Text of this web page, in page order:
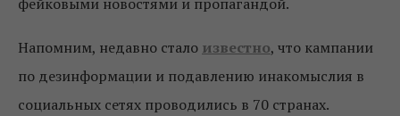
Напомним, недавно стало известно, что кампании
по дезинформации и подавлению инакомыслия в
социальных сетях проводились в 70 странах.